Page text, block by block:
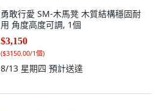
勇敢行愛 SM-木馬凳 木質結構穩固耐
用 角度高度可調, 1個
$3,150
($3150.00/1個)
8/13 星期四 預計送達